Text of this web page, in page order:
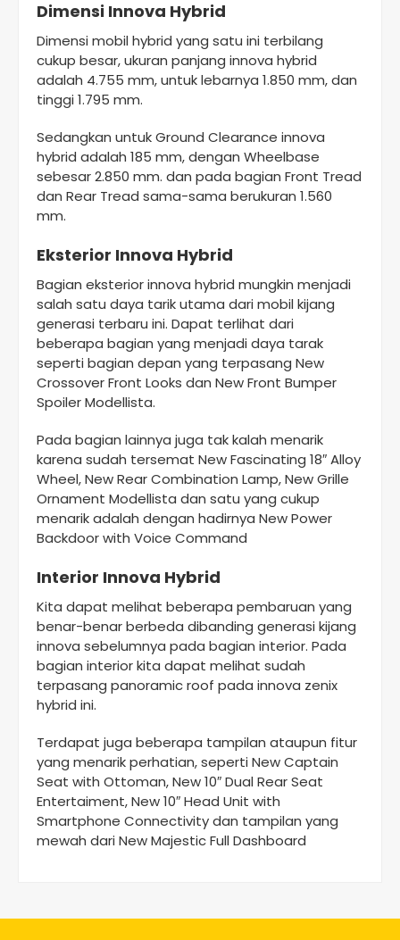
Dimensi Innova Hybrid
Dimensi mobil hybrid yang satu ini terbilang
cukup besar, ukuran panjang innova hybrid
adalah 4.755 mm, untuk lebarnya 1.850 mm, dan
tinggi 1.795 mm.
Sedangkan untuk Ground Clearance innova
hybrid adalah 185 mm, dengan Wheelbase
sebesar 2.850 mm. dan pada bagian Front Tread
dan Rear Tread sama-sama berukuran 1.560
mm.
Eksterior Innova Hybrid
Bagian eksterior innova hybrid mungkin menjadi
salah satu daya tarik utama dari mobil kijang
generasi terbaru ini. Dapat terlihat dari
beberapa bagian yang menjadi daya tarak
seperti bagian depan yang terpasang New
Crossover Front Looks dan New Front Bumper
Spoiler Modellista.
Pada bagian lainnya juga tak kalah menarik
karena sudah tersemat New Fascinating 18″ Alloy
Wheel, New Rear Combination Lamp, New Grille
Ornament Modellista dan satu yang cukup
menarik adalah dengan hadirnya New Power
Backdoor with Voice Command
Interior Innova Hybrid
Kita dapat melihat beberapa pembaruan yang
benar-benar berbeda dibanding generasi kijang
innova sebelumnya pada bagian interior. Pada
bagian interior kita dapat melihat sudah
terpasang panoramic roof pada innova zenix
hybrid ini.
Terdapat juga beberapa tampilan ataupun fitur
yang menarik perhatian, seperti New Captain
Seat with Ottoman, New 10″ Dual Rear Seat
Entertaiment, New 10″ Head Unit with
Smartphone Connectivity dan tampilan yang
mewah dari New Majestic Full Dashboard